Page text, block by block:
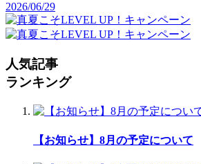
2026/06/29
人気記事
ランキング
【お知らせ】8月の予定について